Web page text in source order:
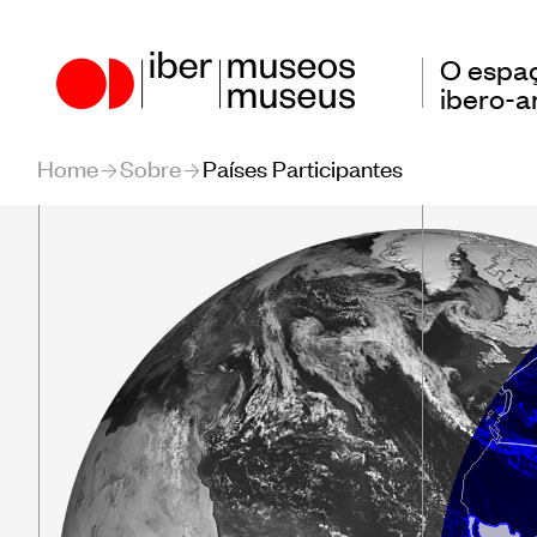
O
ibero-
Nosso papel no setor
Nossa atuação
Países Participantes
Home Sobre Países Participantes